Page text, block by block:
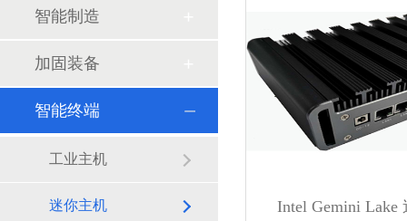
Intel Gemini Lake
智能制造
加固装备
智能终端
工业主机
迷你主机